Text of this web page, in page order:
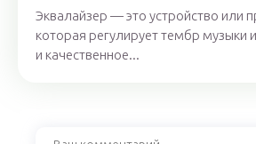
Эквалайзер — это устройство или
которая регулирует тембр музыки
и качественное...